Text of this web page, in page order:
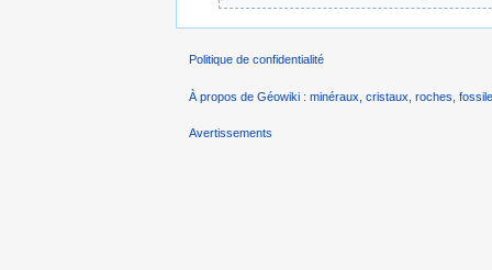
Politique de confidentialité
À propos de Géowiki : minéraux, cristaux, roches,
Avertissements